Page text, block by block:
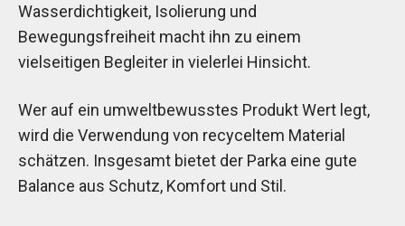
Wasserdichtigkeit, Isolierung und
Bewegungsfreiheit macht ihn zu einem
vielseitigen Begleiter in vielerlei Hinsicht.
Wer auf ein umweltbewusstes Produkt Wert legt,
wird die Verwendung von recyceltem Material
schätzen. Insgesamt bietet der Parka eine gute
Balance aus Schutz, Komfort und Stil.